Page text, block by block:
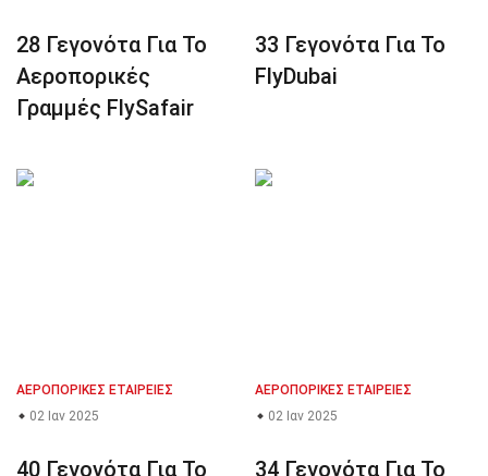
28 Γεγονότα Για Το
Αεροπορικές
Γραμμές FlySafair
33 Γεγονότα Για Το
FlyDubai
ΑΕΡΟΠΟΡΙΚΈΣ ΕΤΑΙΡΕΊΕΣ
02 Ιαν 2025
40 Γεγονότα Για Το
ΑΕΡΟΠΟΡΙΚΈΣ ΕΤΑΙΡΕΊΕΣ
02 Ιαν 2025
34 Γεγονότα Για Το